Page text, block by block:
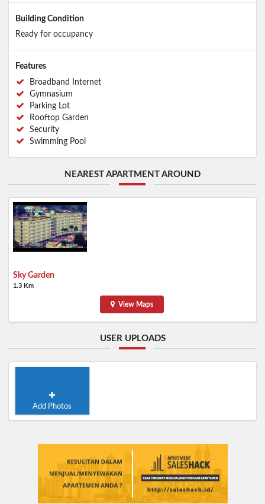
Building Condition
Ready for occupancy
Features
Broadband Internet
Gymnasium
Parking Lot
Rooftop Garden
Security
Swimming Pool
NEAREST APARTMENT AROUND
Sky Garden
1.3 Km
View Maps
USER UPLOADS
Add Photos